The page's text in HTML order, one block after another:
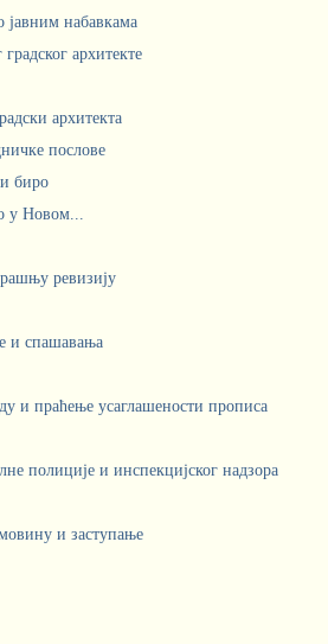
јавним набавкама
архитекте
архитекта
послове
биро
у Новом...
ревизију
и спашавања
и праћење усаглашености прописа
полиције и инспекцијског надзора
и заступање